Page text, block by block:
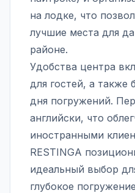
на лодке, что
лучшие места для
районе.
Удобства центра
для гостей, а также
дня погружений.
английски, что
иностранными
RESTINGA
идеальный выбор
глубокое